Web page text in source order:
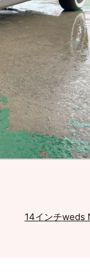
14インチweds